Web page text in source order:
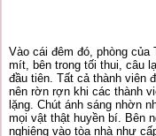
Vào cái đêm đó, phòng
mít, bên trong tối thui, câu
đầu tiên. Tất cả thành viên
nên rờn rợn khi các thành
lặng. Chút ánh sáng nhờn
mọi vật thật huyền bí. Bên
nghiêng vào tòa nhà như